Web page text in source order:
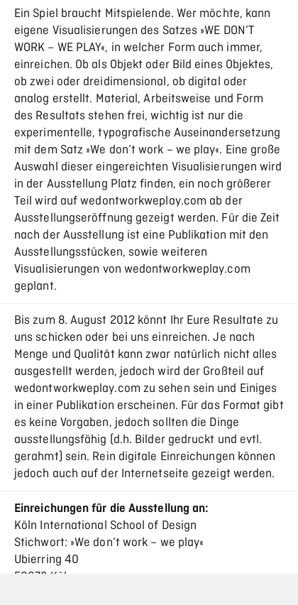
Ein Spiel braucht Mitspielende. Wer möchte, kann
eigene Visualisierungen des Satzes »WE DON’T
WORK – WE PLAY«, in welcher Form auch immer,
einreichen. Ob als Objekt oder Bild eines Objektes,
ob zwei oder dreidimensional, ob digital oder
analog erstellt. Material, Arbeitsweise und Form
des Resultats stehen frei, wichtig ist nur die
experimentelle, typografische Auseinandersetzung
mit dem Satz »We don’t work – we play«. Eine große
Auswahl dieser eingereichten Visualisierungen wird
in der Ausstellung Platz finden, ein noch größerer
Teil wird auf wedontworkweplay.com ab der
Ausstellungseröffnung gezeigt werden. Für die Zeit
nach der Ausstellung ist eine Publikation mit den
Ausstellungsstücken, sowie weiteren
Visualisierungen von wedontworkweplay.com
geplant.
Bis zum 8. August 2012 könnt Ihr Eure Resultate zu
uns schicken oder bei uns einreichen. Je nach
Menge und Qualität kann zwar natürlich nicht alles
ausgestellt werden, jedoch wird der Großteil auf
wedontworkweplay.com zu sehen sein und Einiges
in einer Publikation erscheinen. Für das Format gibt
es keine Vorgaben, jedoch sollten die Dinge
ausstellungsfähig (d.h. Bilder gedruckt und evtl.
gerahmt) sein. Rein digitale Einreichungen können
jedoch auch auf der Internetseite gezeigt werden.
Einreichungen für die Ausstellung an:
Köln International School of Design
Stichwort: »We don’t work – we play«
Ubierring 40
50678 Köln